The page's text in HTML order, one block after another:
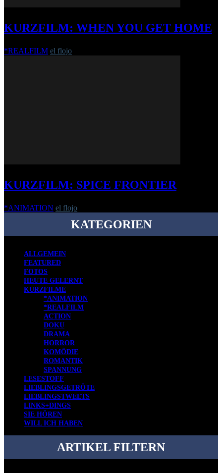
KURZFILM: WHEN YOU GET HOME
*REALFILM el flojo
KURZFILM: SPICE FRONTIER
*ANIMATION el flojo
KATEGORIEN
ALLGEMEIN
FEATURED
FOTOS
HEUTE GELERNT
KURZFILME
*ANIMATION
*REALFILM
ACTION
DOKU
DRAMA
HORROR
KOMÖDIE
ROMANTIK
SPANNUNG
LESESTOFF
LIEBLINGSGETRÖTE
LIEBLINGSTWEETS
LINKS+DINGS
SIE HÖREN
WILL ICH HABEN
ARTIKEL FILTERN